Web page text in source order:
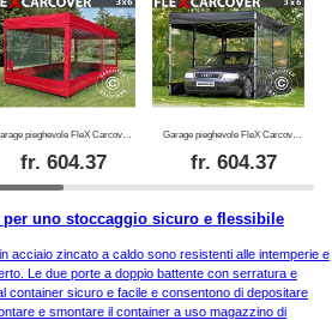
fr. 604.37
Garage pieghevole FleX Carcover, 3x6m, Nero
fr. 604.37
uno stoccaggio sicuro e flessibile
acciaio zincato a caldo sono resistenti alle intemperie e
Le due porte a doppio battente con serratura e
container sicuro e facile e consentono di depositare
e smontare il container a uso magazzino di